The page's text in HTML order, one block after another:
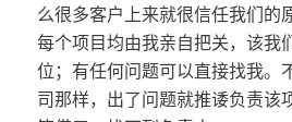
么很多客户上来就很信任我们的
每个项目均由我亲自把关，该我
位；有任何问题可以直接找我。
司那样，出了问题就推诿负责该